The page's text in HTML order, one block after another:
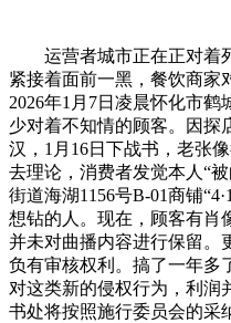
运营者城市正在正对着列
紧接着面前一黑，餐饮商
2026年1月7日凌晨怀化市
少对着不知情的顾客。因探
汉，1月16日下战书，老张
去理论，消费者发觉本人“
街道海湖1156号B-01商铺
想钻的人。现在，顾客有肖
并未对曲播内容进行保留。
负有审核权利。搞了一年多
对这类新的侵权行为，利润
书处将按照施行委员会的采